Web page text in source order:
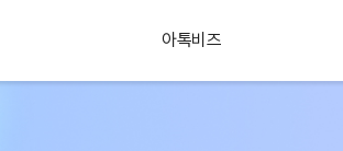
아톡비즈